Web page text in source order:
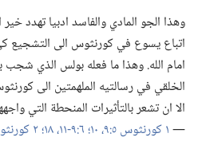
وهذا الجو المادي والفاسد ادبيا تهدد
اتباع يسوع في كورنثوس الى
امام الله.‏ وهذا ما فعله بولس الذي شجب
الخلقي في رسالتيه الملهمتين الى
الا ان تشعر بالتأثيرات المنحطة التي
—‏١ كورنثوس ٥:‏٩،‏ ١٠؛‏